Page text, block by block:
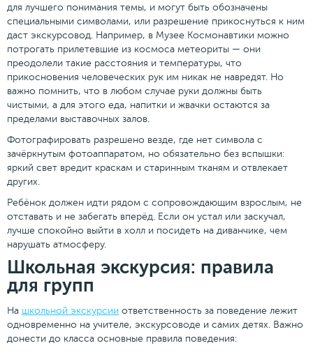
для лучшего понимания темы, и могут быть обозначены
специальными символами, или разрешение прикоснуться к ним
даст экскурсовод. Например, в Музее Космонавтики можно
потрогать прилетевшие из космоса метеориты — они
преодолели такие расстояния и температуры, что
прикосновения человеческих рук им никак не навредят. Но
важно помнить, что в любом случае руки должны быть
чистыми, а для этого еда, напитки и жвачки остаются за
пределами выставочных залов.
Фотографировать разрешено везде, где нет символа с
зачёркнутым фотоаппаратом, но обязательно без вспышки:
яркий свет вредит краскам и старинным тканям и отвлекает
других.
Ребёнок должен идти рядом с сопровождающим взрослым, не
отставать и не забегать вперёд. Если он устал или заскучал,
лучше спокойно выйти в холл и посидеть на диванчике, чем
нарушать атмосферу.
Школьная экскурсия: правила
для групп
На школьной экскурсии ответственность за поведение лежит
одновременно на учителе, экскурсоводе и самих детях. Важно
донести до класса основные правила поведения: